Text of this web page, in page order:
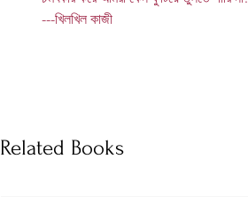
---খিলখিল কাজী
Related Books